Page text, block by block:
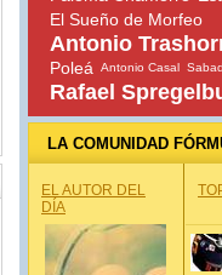
El Sueño de Morfeo
Antonio
Poleá Antonio Casal
Rafael
LA COMUNIDAD
EL AUTOR DEL
DÍA